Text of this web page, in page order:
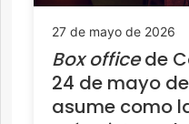
27 de mayo de 2026
Box officede
24 de mayo
asume como